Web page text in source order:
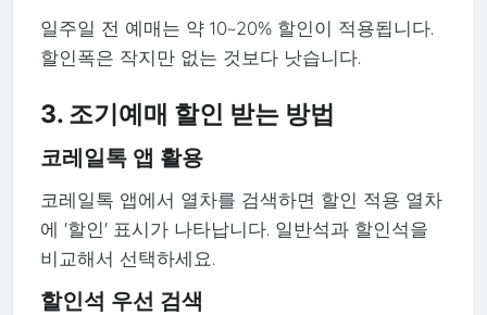
일주일 전 예매는 약 10~20% 할인이 적용됩니다.
할인폭은 작지만 없는 것보다 낫습니다.
3. 조기예매 할인 받는 방법
코레일톡 앱 활용
코레일톡 앱에서 열차를 검색하면 할인 적용 열차
에 '할인' 표시가 나타납니다. 일반석과 할인석을
비교해서 선택하세요.
할인석 우선 검색